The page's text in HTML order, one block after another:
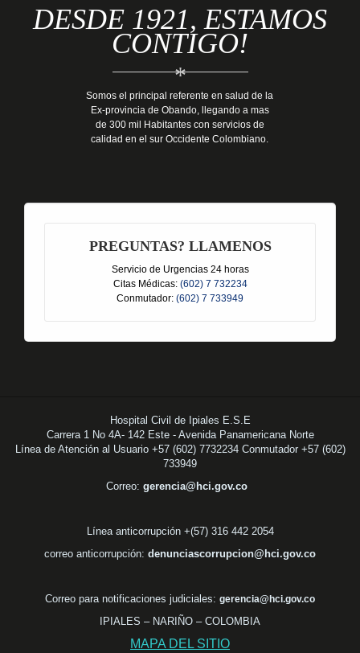
DESDE 1921, ESTAMOS
CONTIGO!
*
Somos el principal referente en salud de la
Ex-provincia de Obando, llegando a mas
de 300 mil Habitantes con servicios de
calidad en el sur Occidente Colombiano.
PREGUNTAS? LLAMENOS
Servicio de Urgencias 24 horas
Citas Médicas: (602) 7 732234
Conmutador: (602) 7 733949
Hospital Civil de Ipiales E.S.E
Carrera 1 No 4A- 142 Este - Avenida Panamericana Norte
Línea de Atención al Usuario +57 (602) 7732234 Conmutador +57 (602)
733949
Correo: gerencia@hci.gov.co
Línea anticorrupción +(57) 316 442 2054
correo anticorrupción: denunciascorrupcion@hci.gov.co
Correo para notificaciones judiciales: gerencia@hci.gov.co
IPIALES – NARIÑO – COLOMBIA
MAPA DEL SITIO